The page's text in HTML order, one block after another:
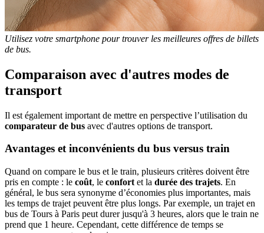
Utilisez votre smartphone pour trouver les meilleures offres de billets
de bus.
Comparaison avec d'autres modes de
transport
Il est également important de mettre en perspective l’utilisation du
comparateur de bus avec d'autres options de transport.
Avantages et inconvénients du bus versus train
Quand on compare le bus et le train, plusieurs critères doivent être
pris en compte : le coût, le confort et la durée des trajets. En
général, le bus sera synonyme d’économies plus importantes, mais
les temps de trajet peuvent être plus longs. Par exemple, un trajet en
bus de Tours à Paris peut durer jusqu'à 3 heures, alors que le train ne
prend que 1 heure. Cependant, cette différence de temps se